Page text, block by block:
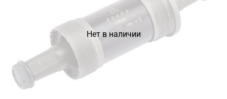
Нет в наличии